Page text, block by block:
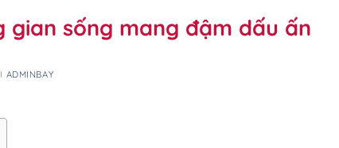
gian sống mang đậm dấu ấn
ADMINBAY